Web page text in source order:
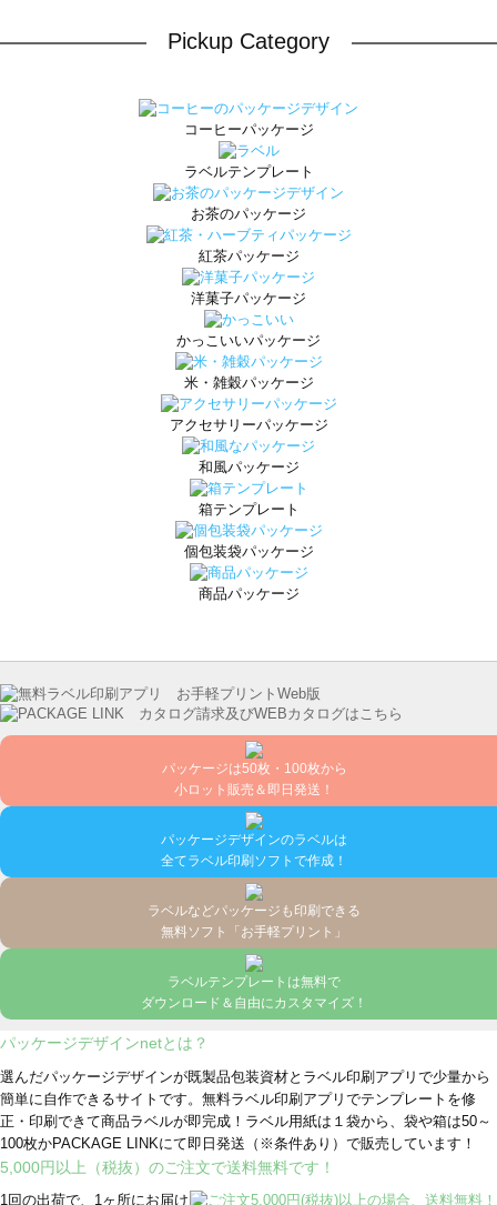
Pickup Category
コーヒーパッケージ
ラベルテンプレート
お茶のパッケージ
紅茶パッケージ
洋菓子パッケージ
かっこいいパッケージ
米・雑穀パッケージ
アクセサリーパッケージ
和風パッケージ
箱テンプレート
個包装袋パッケージ
商品パッケージ
パッケージは50枚・100枚から
小ロット販売＆即日発送！
パッケージデザインのラベルは
全てラベル印刷ソフトで作成！
ラベルなどパッケージも印刷できる
無料ソフト「お手軽プリント」
ラベルテンプレートは無料で
ダウンロード＆自由にカスタマイズ！
パッケージデザインnetとは？
選んだパッケージデザインが既製品包装資材とラベル印刷アプリで少量から
簡単に自作できるサイトです。無料ラベル印刷アプリでテンプレートを修
正・印刷できて商品ラベルが即完成！ラベル用紙は１袋から、袋や箱は50～
100枚かPACKAGE LINKにて即日発送 （※条件あり） で販売しています！
5,000円以上（税抜）のご注文で送料無料です！
1回の出荷で、1ヶ所にお届け